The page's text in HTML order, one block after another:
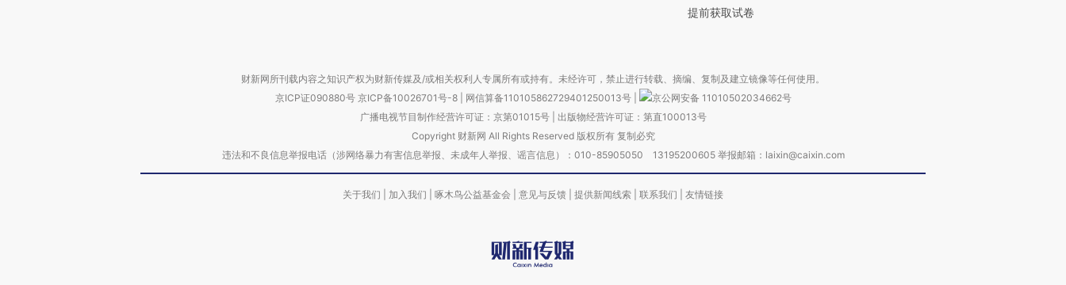
提前获取试卷
财新网所刊载内容之知识产权为财新传媒及/或相关权利人专属所有或持有。未经许可，禁止进行转载、摘编、复制及建立镜像等任何使用。
京ICP证090880号 京ICP备10026701号-8 网信算备110105862729401250013号
京公网安备 11010502034662号
广播电视节目制作经营许可证：京第01015号| 出版物经营许可证：第直100013号
Copyright 财新网 All Rights Reserved 版权所有 复制必究
违法和不良信息举报电话（涉网络暴力有害信息举报、未成年人举报、谣言信息）：010-85905050 13195200605 举报邮箱：laixin@caixin.com
关于我们 加入我们 啄木鸟公益基金会 意见与反馈 提供新闻线索 联系我们 友情链接